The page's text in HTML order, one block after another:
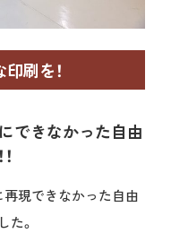
刷を！
できなかった自由
再現できなかった自由
た。